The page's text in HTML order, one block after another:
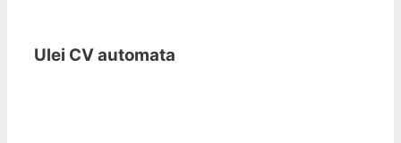
Ulei CV automata